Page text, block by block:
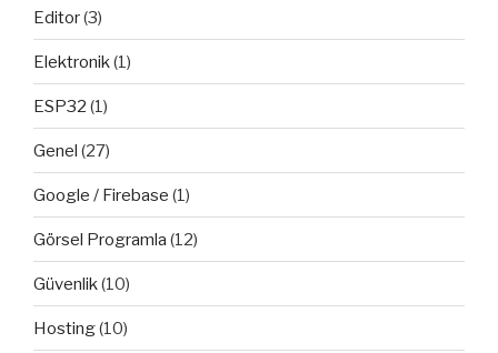
Editor(3)
Elektronik(1)
ESP32 (1)
Genel (27)
Google / Firebase (1)
Görsel Programla (12)
Güvenlik(10)
Hosting(10)